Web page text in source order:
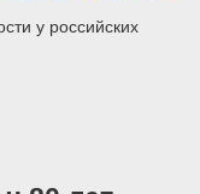
у российских